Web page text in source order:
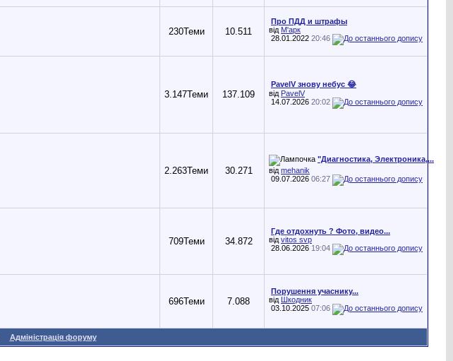
230Теми 10.511
Про ПДД и штрафы
від М'арк
28.01.2022 20:46
3.147Теми 137.109
PavelV знову небус 😂
від PavelV
14.07.2026 20:02
2.263Теми 30.271
"Диагностика, Электроника,...
від mehanik
09.07.2026 06:27
709Теми 34.872
Где отдохнуть ? Фото, видео...
від vitos svp
28.06.2026 19:04
696Теми 7.088
Порушення учаснику...
від Шкодник
03.10.2025 07:06
Адміністрація форуму